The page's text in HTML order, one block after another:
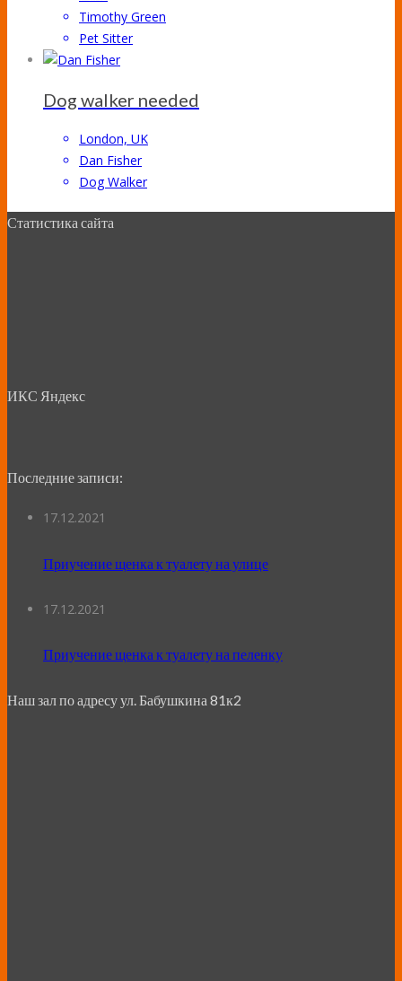
Timothy Green
Pet Sitter
Dog walker needed
London, UK
Dan Fisher
Dog Walker
Статистика сайта
ИКС Яндекс
Последние записи:
17.12.2021
Приучение щенка к туалету на улице
17.12.2021
Приучение щенка к туалету на пеленку
Наш зал по адресу ул. Бабушкина 81к2